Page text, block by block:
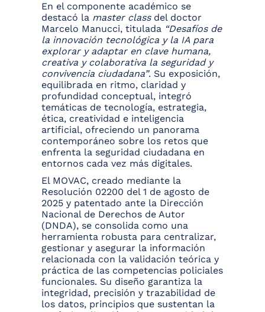
En el componente académico se
destacó la master classdel doctor
Marcelo Manucci, titulada “Desafíos de
la innovación tecnológica y la IA para
explorar y adaptar en clave humana,
creativa y colaborativa la seguridad y
convivencia ciudadana”. Su exposición,
equilibrada en ritmo, claridad y
profundidad conceptual, integró
temáticas de tecnología, estrategia,
ética, creatividad e inteligencia
artificial, ofreciendo un panorama
contemporáneo sobre los retos que
enfrenta la seguridad ciudadana en
entornos cada vez más digitales.
El MOVAC, creado mediante la
Resolución 02200 del 1 de agosto de
2025 y patentado ante la Dirección
Nacional de Derechos de Autor
(DNDA), se consolida como una
herramienta robusta para centralizar,
gestionar y asegurar la información
relacionada con la validación teórica y
práctica de las competencias policiales
funcionales. Su diseño garantiza la
integridad, precisión y trazabilidad de
los datos, principios que sustentan la